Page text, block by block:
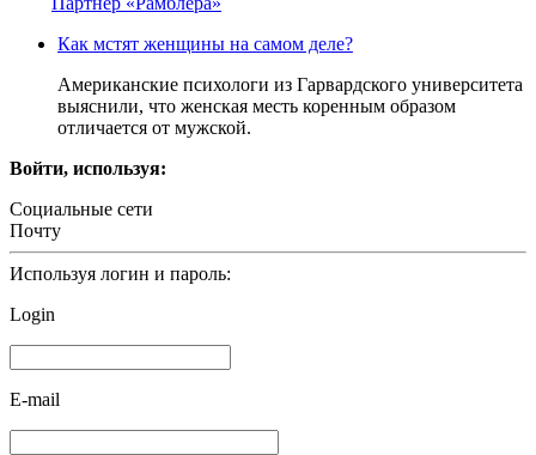
Как мстят женщины на самом деле?
Американские психологи из Гарвардского университета
выяснили, что женская месть коренным образом
отличается от мужской.
Войти, используя:
Социальные сети
Почту
Используя логин и пароль:
Login
E-mail